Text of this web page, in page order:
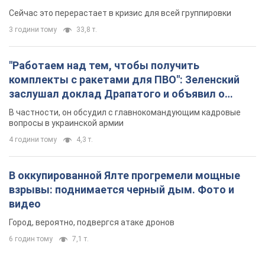
удалось
Сейчас это перерастает в кризис для всей группировки
3 години тому 33,8 т.
"Работаем над тем, чтобы получить
комплекты с ракетами для ПВО": Зеленский
заслушал доклад Драпатого и объявил о
новых мерах
В частности, он обсудил с главнокомандующим кадровые
вопросы в украинской армии
4 години тому 4,3 т.
В оккупированной Ялте прогремели мощные
взрывы: поднимается черный дым. Фото и
видео
Город, вероятно, подвергся атаке дронов
6 годин тому 7,1 т.